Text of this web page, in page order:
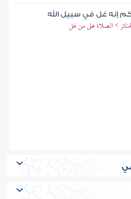
إنه غل في سبيل الله
> الصلاة على من غل